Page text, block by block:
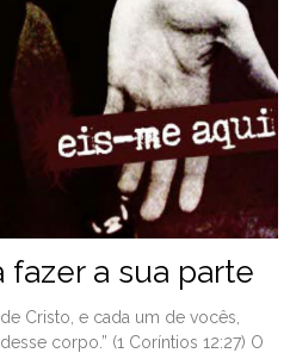
fazer a sua parte
Cristo, e cada um de vocês,
corpo.” (1 Coríntios 12:27) O